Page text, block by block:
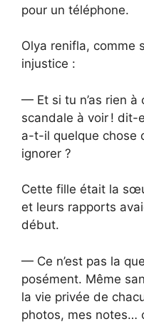
pour un téléphone.
Olya renifla, comme
injustice :
— Et si tu n’as rien à
scandale à voir ! dit-
a-t-il quelque chose
ignorer ?
Cette fille était la
et leurs rapports
début.
— Ce n’est pas la
posément. Même
la vie privée de
photos, mes notes…